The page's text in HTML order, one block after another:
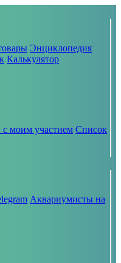
Энциклопедия
Калькулятор
моим участием Список
Аквариумисты на